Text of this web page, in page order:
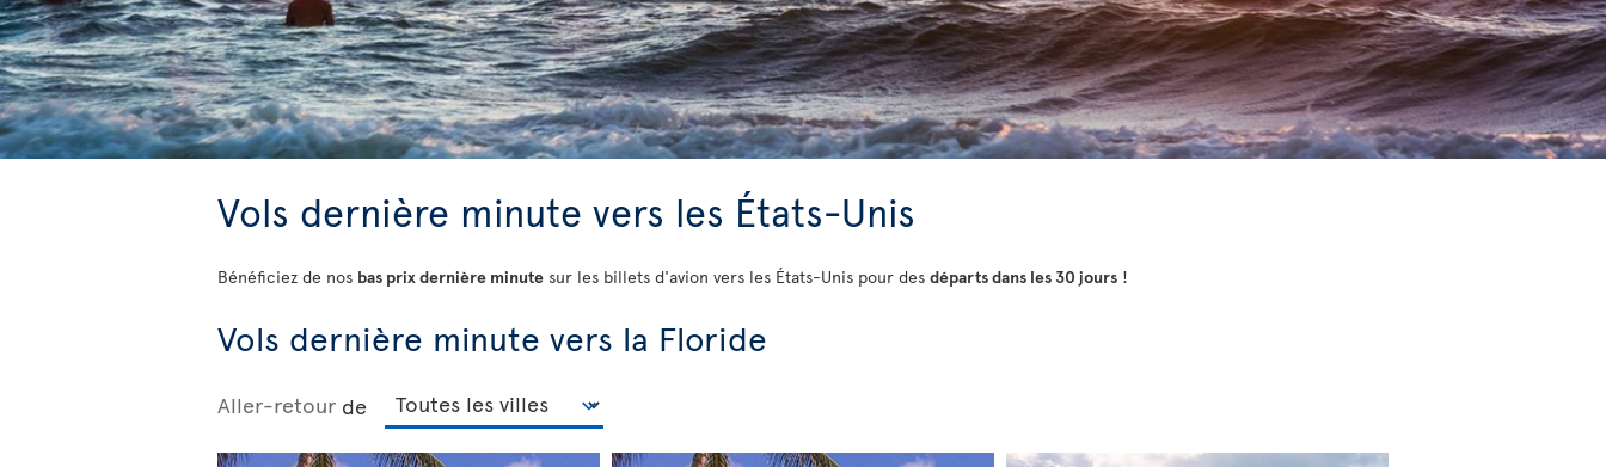
Vols dernière minute vers les États-Unis
Bénéficiez de nos bas prix dernière minute sur les billets d'avion vers les États-Unis pour des départs dans les 30 jours !
Vols dernière minute vers la Floride
Aller-retour de